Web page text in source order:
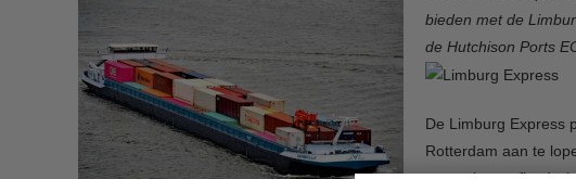
bieden met de
de Hutchison Ports
De Limburg Express
Rotterdam aan te